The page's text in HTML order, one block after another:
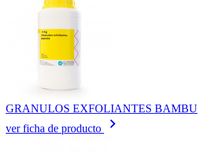
GRANULOS EXFOLIANTES BAMBU
ver ficha de producto
keyboard_arrow_right